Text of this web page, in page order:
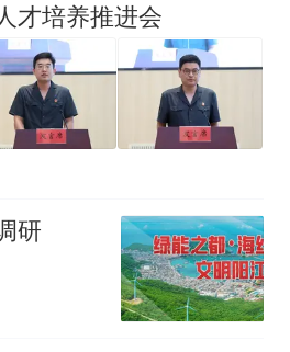
才培养推进会
研